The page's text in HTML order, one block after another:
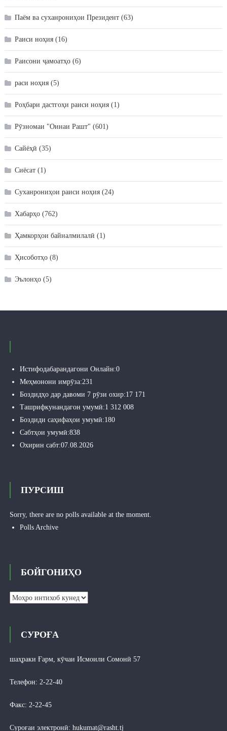
Паём ва суханрониҳои Президент(63)
Раиси ноҳия(16)
Раисони ҷамоатҳо(6)
раси ноҳия(5)
Роҳбари дастгоҳи раиси ноҳия(1)
Рӯзномаи "Оинаи Рашт" (601)
Сайёҳӣ (35)
Сиёсат(1)
Суханрониҳои раиси ноҳия(24)
Хабарҳо(762)
Ҳамкорҳои байналмилалӣ (1)
Ҳисоботҳо(8)
Эълонҳо(5)
Истифодабарандагони Онлайн:0
Меҳмонони имрӯза:231
Боздидҳо дар давоми 7 рӯзи охир:17 171
Ташрифкунандагон умумӣ:1 312 008
Боздиди саҳифаҳои умумӣ:180
Сабтҳои умумӣ:838
Охирин сабт:07.08.2026
ПУРСИШ
Sorry, there are no polls available at the moment.
Polls Archive
БОЙГОНИҲО
Бойгониҳо
СУРОҒА
шаҳраки Ғарм, кӯчаи Исмоили Сомонӣ 57
Телефон: 2-22-40
Факс: 2-22-45
Суроғаи электронӣ: hukumat@rasht.tj